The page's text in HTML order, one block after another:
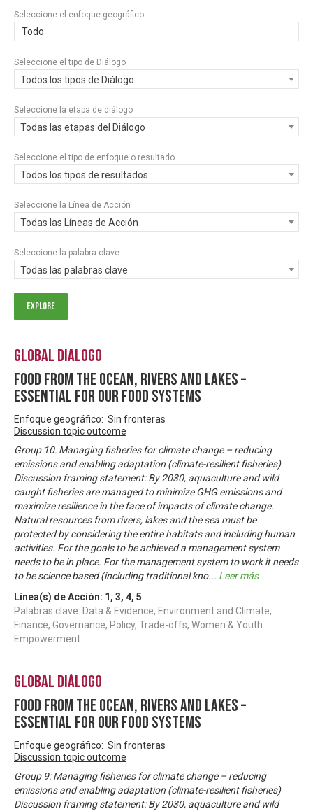
Seleccione el enfoque geográfico
Todo
Seleccione el tipo de Diálogo
Todos los tipos de Diálogo
Seleccione la etapa de diálogo
Todas las etapas del Diálogo
Seleccione el tipo de enfoque o resultado
Todos los tipos de resultados
Seleccione la Línea de Acción
Todas las Líneas de Acción
Seleccione la palabra clave
Todas las palabras clave
Global Diálogo
Food from the ocean, rivers and lakes –
essential for our food systems
Enfoque geográfico: Sin fronteras
Discussion topic outcome
Group 10: Managing fisheries for climate change – reducing
emissions and enabling adaptation (climate-resilient fisheries)
Discussion framing statement: By 2030, aquaculture and wild
caught fisheries are managed to minimize GHG emissions and
maximize resilience in the face of impacts of climate change.
Natural resources from rivers, lakes and the sea must be
protected by considering the entire habitats and including human
activities. For the goals to be achieved a management system
needs to be in place. For the management system to work it needs
to be science based (including traditional kno... Leer más
Línea(s) de Acción: 1 , 3, 4, 5
Palabras clave: Data & Evidence, Environment and Climate,
Finance, Governance, Policy, Trade-offs, Women & Youth
Empowerment
Global Diálogo
Food from the ocean, rivers and lakes –
essential for our food systems
Enfoque geográfico: Sin fronteras
Discussion topic outcome
Group 9: Managing fisheries for climate change – reducing
emissions and enabling adaptation (climate-resilient fisheries)
Discussion framing statement: By 2030, aquaculture and wild